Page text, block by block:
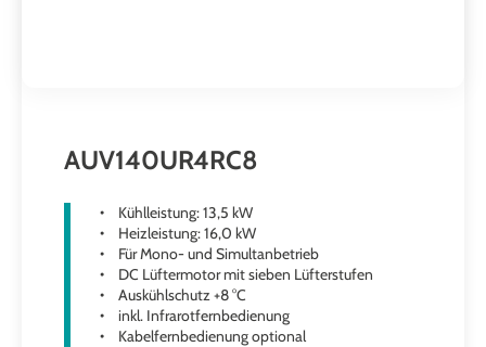
AUV140UR4RC8
Kühlleistung: 13,5 kW
Heizleistung: 16,0 kW
Für Mono- und Simultanbetrieb
DC Lüftermotor mit sieben Lüfterstufen
Auskühlschutz +8 °C
inkl. Infrarotfernbedienung
Kabelfernbedienung optional